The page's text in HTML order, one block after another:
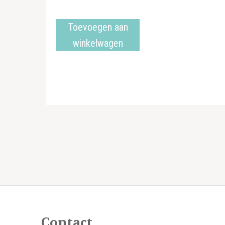
Toevoegen aan
winkelwagen